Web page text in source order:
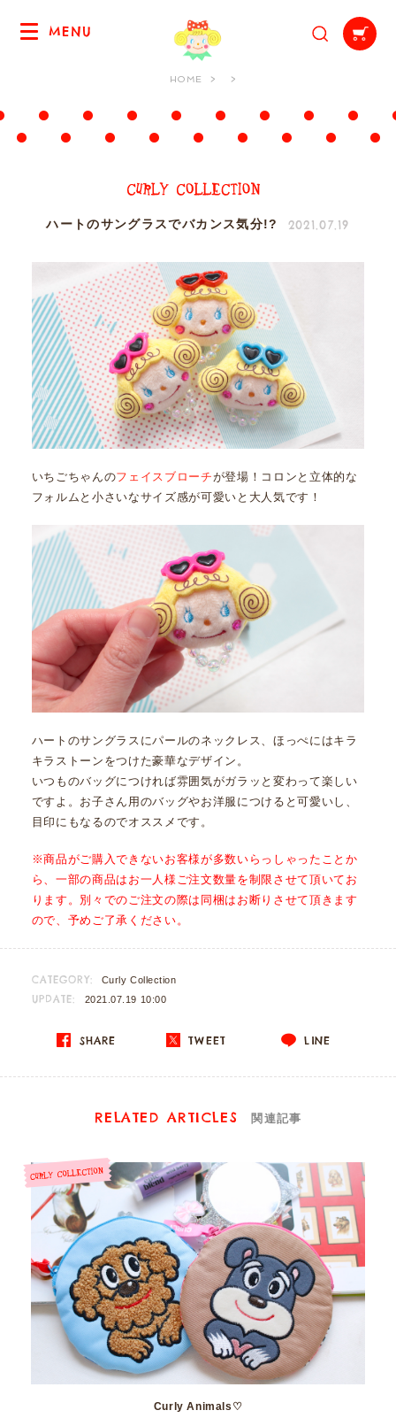
MENU
HOME
ハートのサングラスでバカンス気分!? 2021.07.19
いちごちゃんのフェイスブローチが登場！コロンと立体的な
フォルムと小さいなサイズ感が可愛いと大人気です！
ハートのサングラスにパールのネックレス、ほっぺにはキラ
キラストーンをつけた豪華なデザイン。
いつものバッグにつければ雰囲気がガラッと変わって楽しい
ですよ。お子さん用のバッグやお洋服につけると可愛いし、
目印にもなるのでオススメです。
※商品がご購入できないお客様が多数いらっしゃったことか
ら、一部の商品はお一人様ご注文数量を制限させて頂いてお
ります。別々でのご注文の際は同梱はお断りさせて頂きます
ので、予めご了承ください。
CATEGORY: Curly Collection
UPDATE: 2021.07.19 10:00
SHARE TWEET LINE
RELATED ARTICLES 関連記事
Curly Animals♡